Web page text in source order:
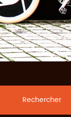
Rechercher